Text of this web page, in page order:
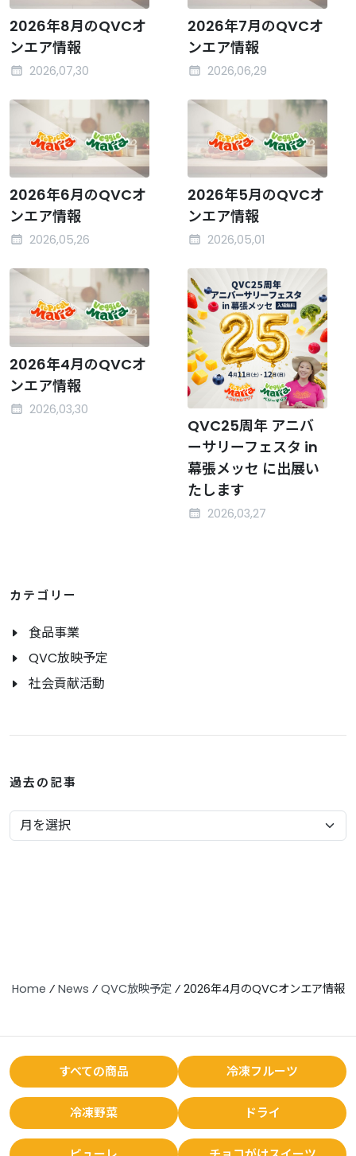
2026年8月のQVCオ
ンエア情報
2026,07,30
2026年7月のQVCオ
ンエア情報
2026,06,29
2026年6月のQVCオ
ンエア情報
2026,05,26
2026年5月のQVCオ
ンエア情報
2026,05,01
2026年4月のQVCオ
ンエア情報
2026,03,30
QVC25周年 アニバ
ーサリーフェスタ in
幕張メッセ に出展い
たします
2026,03,27
カテゴリー
食品事業
QVC放映予定
社会貢献活動
過去の記事
Home ⁄ News ⁄ QVC放映予定⁄ 2026年4月のQVCオンエア情報
すべての商品 冷凍フルーツ
冷凍野菜 ドライ